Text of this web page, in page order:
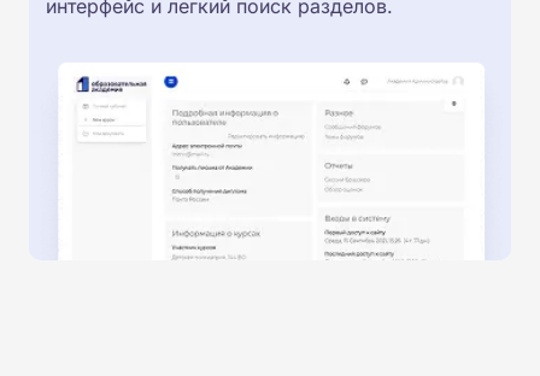
интерфейс и легкий поиск разделов.